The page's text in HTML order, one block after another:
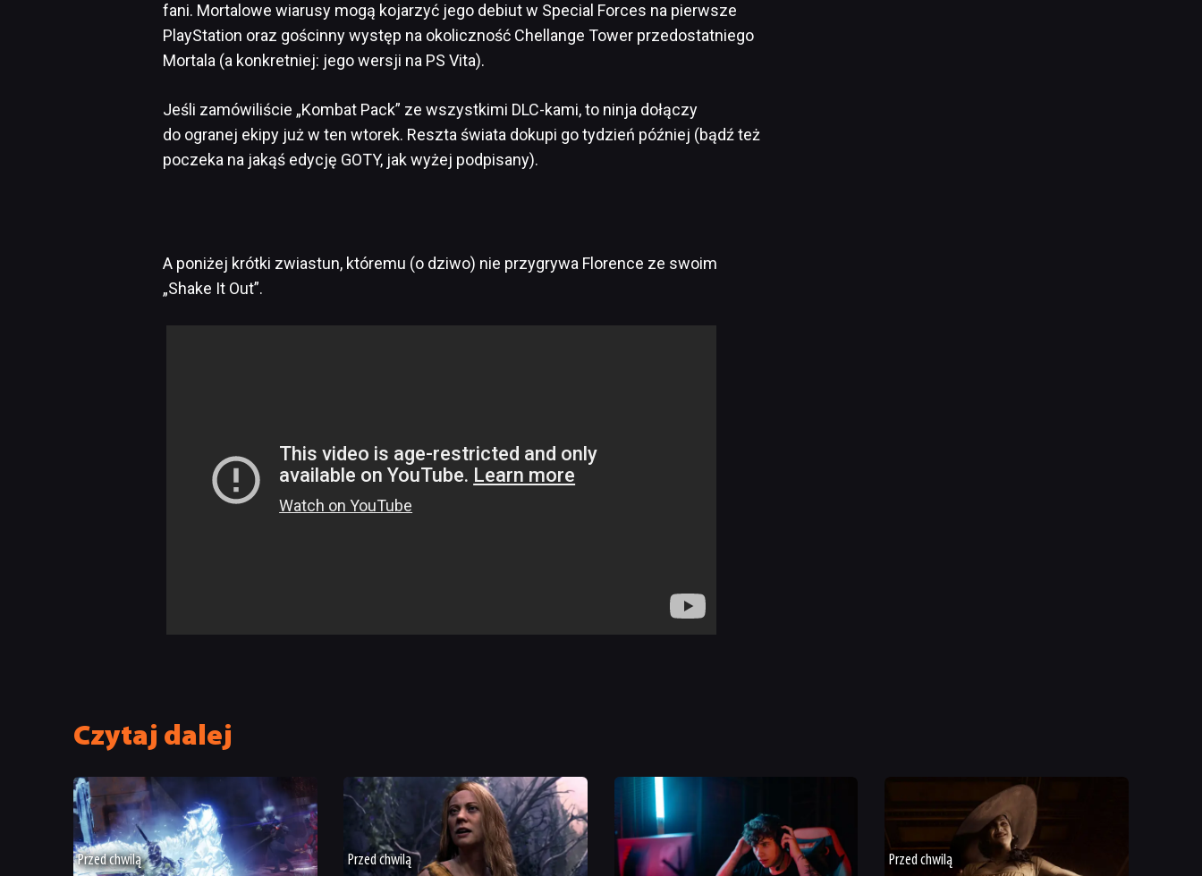
fani. Mortalowe wiarusy mogą kojarzyć jego debiut w Special Forces na pierwsze
PlayStation oraz gościnny występ na okoliczność Chellange Tower przedostatniego
Mortala (a konkretniej: jego wersji na PS Vita).
Jeśli zamówiliście „Kombat Pack” ze wszystkimi DLC-kami, to ninja dołączy
do ogranej ekipy już w ten wtorek. Reszta świata dokupi go tydzień później (bądź też
poczeka na jakąś edycję GOTY, jak wyżej podpisany).
A poniżej krótki zwiastun, któremu (o dziwo) nie przygrywa Florence ze swoim
„Shake It Out”.
Czytaj dalej
Przed chwilą Przed chwilą Przed chwilą